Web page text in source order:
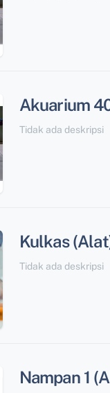
Akuarium
Tidak ada deskripsi
Kulkas
Tidak ada deskripsi
Nampan 1